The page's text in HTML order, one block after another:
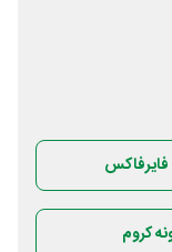
فایرفاکس
کروم